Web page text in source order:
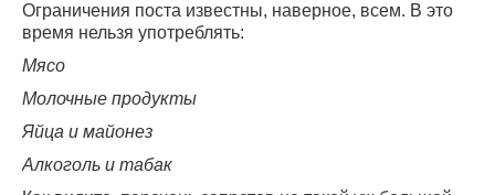
Ограничения поста известны, наверное, всем. В это
время нельзя употреблять:
Мясо
Молочные продукты
Яйца и майонез
Алкоголь и табак